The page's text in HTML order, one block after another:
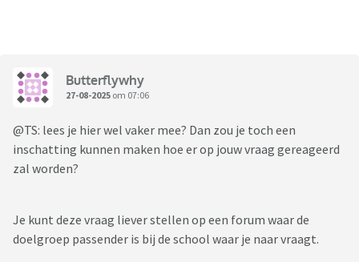
Butterflywhy
27-08-2025 om 07:06
@TS: lees je hier wel vaker mee? Dan zou je toch een
inschatting kunnen maken hoe er op jouw vraag gereageerd
zal worden?
Je kunt deze vraag liever stellen op een forum waar de
doelgroep passender is bij de school waar je naar vraagt.